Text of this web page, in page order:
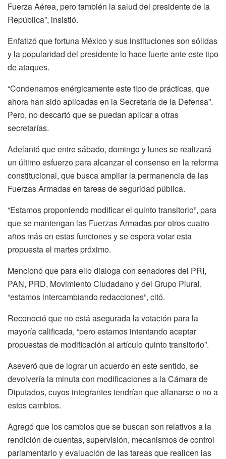
Fuerza Aérea, pero también la salud del presidente de la
República”, insistió.
Enfatizó que fortuna México y sus instituciones son sólidas
y la popularidad del presidente lo hace fuerte ante este tipo
de ataques.
“Condenamos enérgicamente este tipo de prácticas, que
ahora han sido aplicadas en la Secretaría de la Defensa”.
Pero, no descartó que se puedan aplicar a otras
secretarías.
Adelantó que entre sábado, domingo y lunes se realizará
un último esfuerzo para alcanzar el consenso en la reforma
constitucional, que busca ampliar la permanencia de las
Fuerzas Armadas en tareas de seguridad pública.
“Estamos proponiendo modificar el quinto transitorio”, para
que se mantengan las Fuerzas Armadas por otros cuatro
años más en estas funciones y se espera votar esta
propuesta el martes próximo.
Mencionó que para ello dialoga con senadores del PRI,
PAN, PRD, Movimiento Ciudadano y del Grupo Plural,
“estamos intercambiando redacciones”, citó.
Reconoció que no está asegurada la votación para la
mayoría calificada, “pero estamos intentando aceptar
propuestas de modificación al artículo quinto transitorio”.
Aseveró que de lograr un acuerdo en este sentido, se
devolvería la minuta con modificaciones a la Cámara de
Diputados, cuyos integrantes tendrían que allanarse o no a
estos cambios.
Agregó que los cambios que se buscan son relativos a la
rendición de cuentas, supervisión, mecanismos de control
parlamentario y evaluación de las tareas que realicen las